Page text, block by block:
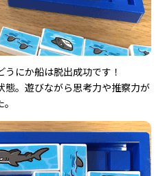
にか船は脱出成功です！
態。遊びながら思考力や推察力が